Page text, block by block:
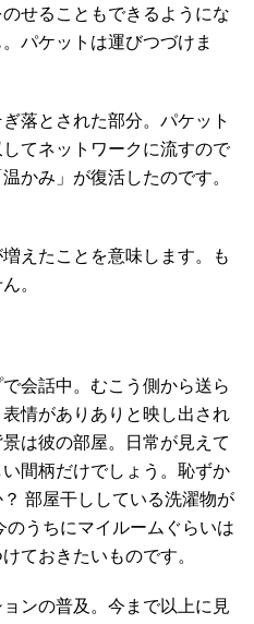
せることもできるようにな
パケットは運びつづけま
落とされた部分。パケット
てネットワークに流すので
かみ」が復活したのです。
えたことを意味します。も
。
会話中。むこう側から送ら
情がありありと映し出され
は彼の部屋。日常が見えて
間柄だけでしょう。恥ずか
部屋干ししている洗濯物が
うちにマイルームぐらいは
ておきたいものです。
ンの普及。今まで以上に見